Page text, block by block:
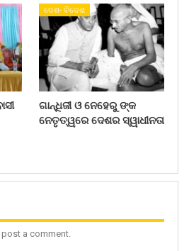
ଦେଶ- ବିଦେଶ
ଗାନ୍ଧିଜୀ ଓ ନେହେରୁ ଙ୍କ
ନେତୃତ୍ୱରେ ଦେଶର ସ୍ୱାଧୀନତା
a comment.